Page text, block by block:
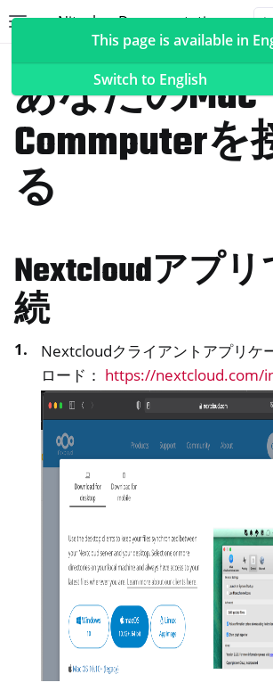
Nitrokey Documentation
navigation of Nitrokeys
navigation of NitroPad, NitroPC
navigation of NextBox
navigation of デスクトップとモバイルの同
navigation of リモートアクセスの管理
navigation of テクニカルドキュメント
navigation of NextBox FAQ
navigation of NetHSM
navigation of NitroWall
あなたのMac
Commputer
る
Nextcloudアプ
続
Nextcloudクライアントアプリケ
ロード： https://nextcloud.com/
This page is available in
Switch to English